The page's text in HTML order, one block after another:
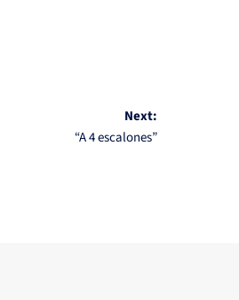
Next:
“A 4 escalones”